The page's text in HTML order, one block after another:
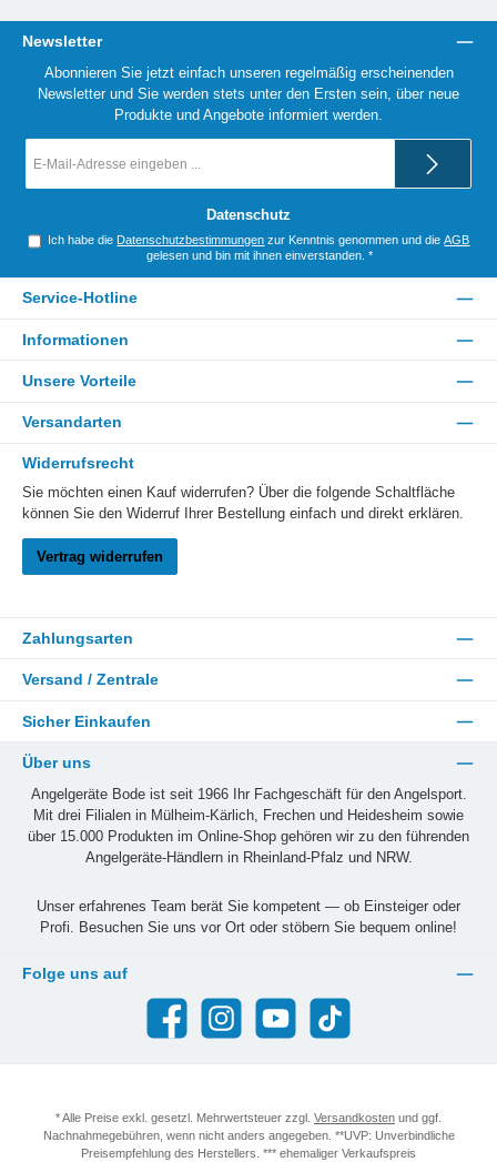
Newsletter
Abonnieren Sie jetzt einfach unseren regelmäßig erscheinenden
Newsletter und Sie werden stets unter den Ersten sein, über neue
Produkte und Angebote informiert werden.
Mail-
Adresse
Datenschutz
Ich habe die Datenschutzbestimmungen zur Kenntnis genommen und dieAGB
gelesen und bin mit ihnen einverstanden. *
Service-Hotline
Informationen
Unsere Vorteile
Versandarten
Widerrufsrecht
Sie möchten einen Kauf widerrufen? Über die folgende Schaltfläche
können Sie den Widerruf Ihrer Bestellung einfach und direkt erklären.
Vertrag widerrufen
Zahlungsarten
Versand / Zentrale
Sicher Einkaufen
Über uns
Angelgeräte Bode ist seit 1966 Ihr Fachgeschäft für den Angelsport.
Mit drei Filialen in Mülheim-Kärlich, Frechen und Heidesheim sowie
über 15.000 Produkten im Online-Shop gehören wir zu den führenden
Angelgeräte-Händlern in Rheinland-Pfalz und NRW.
Unser erfahrenes Team berät Sie kompetent — ob Einsteiger oder
Profi. Besuchen Sie uns vor Ort oder stöbern Sie bequem online!
Folge uns auf
Facebook Instagram YouTube TikTok
* Alle Preise exkl. gesetzl. Mehrwertsteuer zzgl. Versandkosten und ggf.
Nachnahmegebühren, wenn nicht anders angegeben. **UVP: Unverbindliche
Preisempfehlung des Herstellers. *** ehemaliger Verkaufspreis